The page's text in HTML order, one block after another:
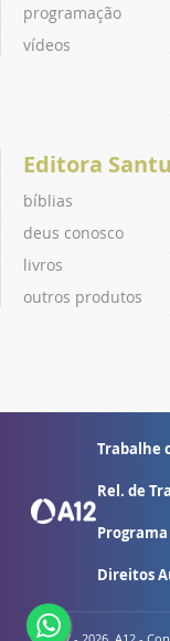
programação
vídeos
Editora
bíblias
deus conosco
livros
outros produtos
Trabalhe
Rel. de
Direitos